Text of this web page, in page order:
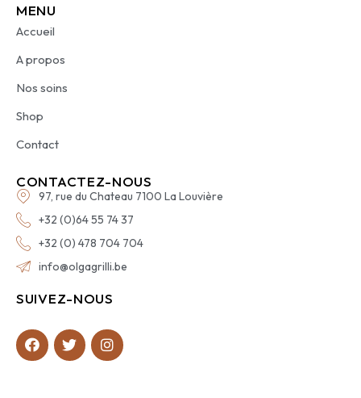
MENU
Accueil
A propos
Nos soins
Shop
Contact
CONTACTEZ-NOUS
97, rue du Chateau 7100 La Louvière
+32 (0)64 55 74 37
+32 (0) 478 704 704
info@olgagrilli.be
SUIVEZ-NOUS